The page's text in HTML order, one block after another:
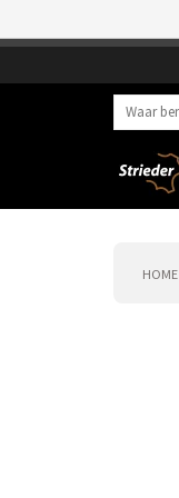
HOME